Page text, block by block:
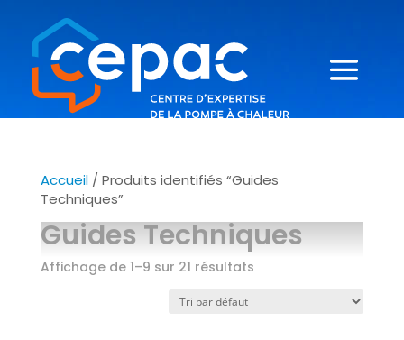
Accueil/ Produits identifiés “Guides
Techniques”
Guides Techniques
Affichage de 1–9 sur 21 résultats